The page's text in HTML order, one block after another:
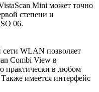
Mini может точно
степени и
06.
WLAN позволяет
Combi View в
практически в любом
имеется интерфейс